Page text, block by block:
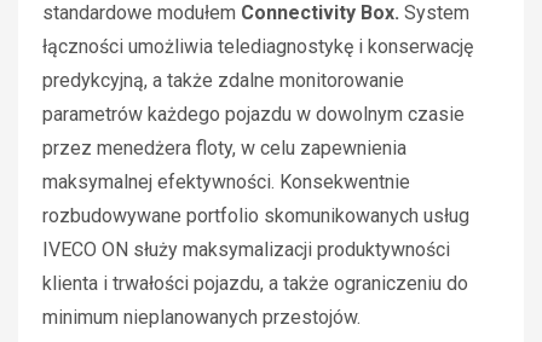
standardowe modułem Connectivity Box. System
łączności umożliwia telediagnostykę i konserwację
predykcyjną, a także zdalne monitorowanie
parametrów każdego pojazdu w dowolnym czasie
przez menedżera floty, w celu zapewnienia
maksymalnej efektywności. Konsekwentnie
rozbudowywane portfolio skomunikowanych usług
IVECO ON służy maksymalizacji produktywności
klienta i trwałości pojazdu, a także ograniczeniu do
minimum nieplanowanych przestojów.